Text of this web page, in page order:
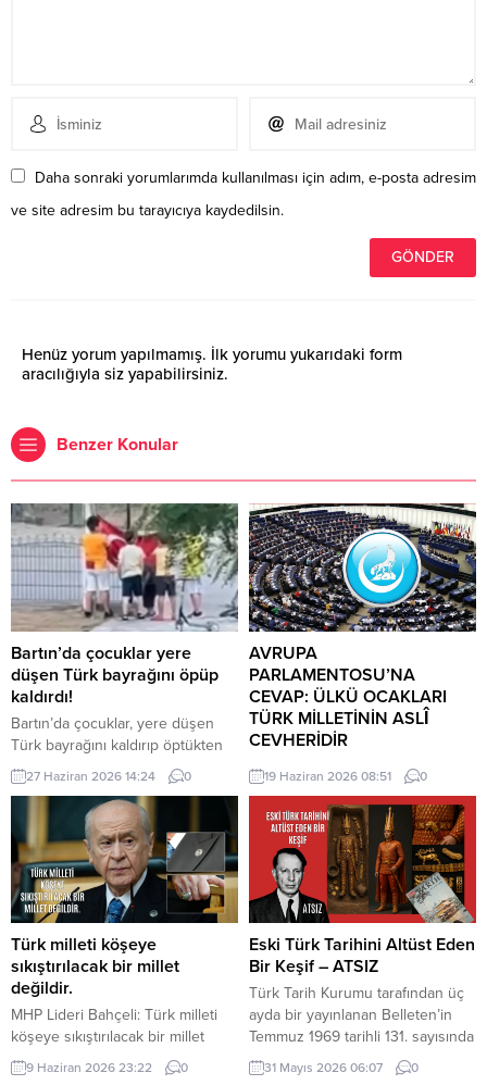
Daha sonraki yorumlarımda kullanılması için adım, e-posta adresim
ve site adresim bu tarayıcıya kaydedilsin.
Henüz yorum yapılmamış. İlk yorumu yukarıdaki form
aracılığıyla siz yapabilirsiniz.
Benzer Konular
Bartın’da çocuklar yere
düşen Türk bayrağını öpüp
kaldırdı!
Bartın’da çocuklar, yere düşen
Türk bayrağını kaldırıp öptükten
sonra gelen itfaiye ekiplerinin de
yardımıyla göndere çekti. O anlar
cep telefonu kamerası tarafından
kaydedildi. Yerden kaldırıp öptüler
Kemerköprü Mahallesi’nde dün
akşam saatlerinde Cumhuriyet
Parkı içerisindeki direkte bulunan
Türk bayrağı rüzgar nedeniyle
ipinin kopmasıyla yere düştü. Bu
sırada parkta oynayan çocuklar
yere...
27 Haziran 2026 14:24 0
AVRUPA
PARLAMENTOSU’NA
CEVAP: ÜLKÜ OCAKLARI
TÜRK MİLLETİNİN ASLÎ
CEVHERİDİR
MHP milletvekili Prof. Dr. İlyas
Topsakal AB parlamentosuna
cevap verdi: Avrupa
Parlamentosu tarafından 17
Haziran 2026 tarihinde kabul
edilen Türkiye Raporu, teknik bir
ilerleme belgesi olmaktan ziyade,
Türkiye-AB ilişkilerinin gerilimli fay
hatlarını derinleştiren ve
Ankara’nın stratejik özerkliğini
hedef alan bir siyasi pozisyon
belgesi niteliğindedir. Raporun
içeriği, Türkiye’nin iç siyasi
19 Haziran 2026 08:51 0
Türk milleti köşeye
sıkıştırılacak bir millet
değildir.
MHP Lideri Bahçeli: Türk milleti
köşeye sıkıştırılacak bir millet
değildir. Türk milleti, karşısına
yedi düvel de dizilse tarih
9 Haziran 2026 23:22 0
Eski Türk Tarihini Altüst Eden
Bir Keşif – ATSIZ
Türk Tarih Kurumu tarafından üç
ayda bir yayınlanan Belleten’in
Temmuz 1969 tarihli 131. sayısında
(427. sayfada) «Milâttan Önce IV.
Yüzyıla Ait Türkçe Yazıtlar
31 Mayıs 2026 06:07 0